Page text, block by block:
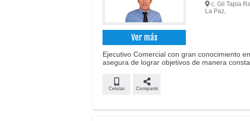
Ver más
c. Gil Tapia
La Paz,
Ejecutivo Comercial con gran conocimiento
asegura de lograr objetivos de manera
Celular Compartir